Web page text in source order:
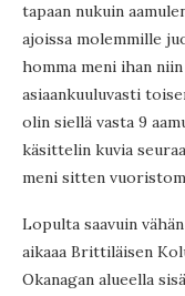
tapaan nukuin
ajoissa molemmille
homma meni ihan
asiaankuuluvasti
olin siellä vasta 9
käsittelin kuvia
meni sitten
Lopulta saavuin
aikaaa Brittiläisen
Okanagan alueella